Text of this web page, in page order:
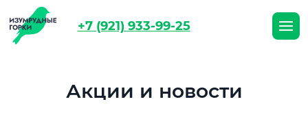
+7 (921) 933-99-25
Акции и новости